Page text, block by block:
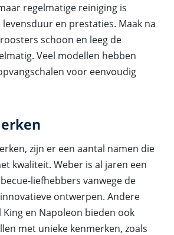
regelmatige reiniging is
en prestaties. Maak na
schoon en leeg de
Veel modellen hebben
voor eenvoudig
zijn er een aantal namen die
kwaliteit. Weber is al jaren een
liefhebbers vanwege de
ontwerpen. Andere
King en Napoleon bieden ook
met unieke kenmerken, zoals